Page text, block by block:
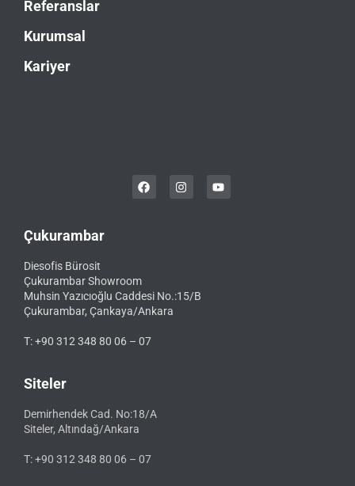
Referanslar
Kurumsal
Kariyer
Çukurambar
Diesofis Bürosit
Çukurambar Showroom
Muhsin Yazıcıoğlu Caddesi No.:15/B
Çukurambar, Çankaya/Ankara
T: +90 312 348 80 06 – 07
Siteler
Demirhendek Cad. No:18/A
Siteler, Altındağ/Ankara
T: +90 312 348 80 06 – 07